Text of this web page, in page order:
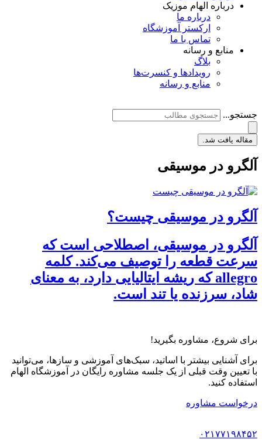
درباره الهام موزیک
درباره ما
ارکستر آموزشگاه
تماس با ما
منابع و رسانه
بلاگ
رویدادها و کنسرت‌ها
منابع و رسانه
جستجو...
مقاله یافت شد.
آلگرو در موسیقی
آلگرو در موسیقی چیست؟
آلگرو در موسیقی، اصطلاحی است که
سرعت قطعه را توصیف می‌کند. کلمه
allegro که ریشه ایتالیایی دارد، به معنای
شاد، سرزنده یا تند است.
برای شروع، مشاوره بگیرید!
برای آشنایی بیشتر با اساتید، سبک‌های آموزشی و سازها، می‌توانید
با تعیین وقت قبلی از یک جلسه مشاوره رایگان در آموزشگاه الهام
استفاده کنید.
درخواست مشاوره
۰۲۱۷۷۱۹۸۴۵۲